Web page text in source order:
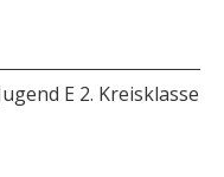
E 2. Kreisklasse